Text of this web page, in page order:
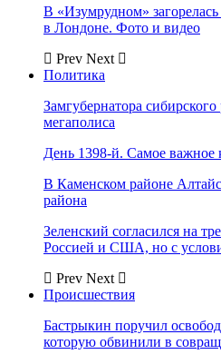
В «Изумрудном»
в Лондоне. Фото и видео
Prev Next
Политика
Замгубернатора
мегаполиса
День 1398-й. Самое важное
В Каменском районе
района
Зеленский согласился на
Россией и США, но с
Prev Next
Происшествия
Бастрыкин поручил
которую обвинили в